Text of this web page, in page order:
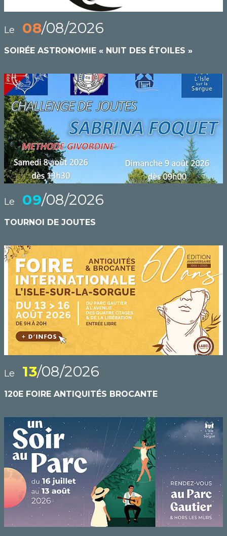
Le 08/08/2026
SOIRÉE ASTRONOMIE « NUIT DES ÉTOILES »
Le 09/08/2026
TOURNOI DE JOUTES
Le 13/08/2026
120E FOIRE ANTIQUITÉS BROCANTE